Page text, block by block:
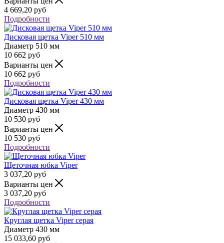
4 669,20 руб
Подробности
Дисковая щетка Viper 510 мм
Диаметр 510 мм
10 662 руб
Варианты цен
10 662 руб
Подробности
Дисковая щетка Viper 430 мм
Диаметр 430 мм
10 530 руб
Варианты цен
10 530 руб
Подробности
Щеточная юбка Viper
3 037,20 руб
Варианты цен
3 037,20 руб
Подробности
Круглая щетка Viper серая
Диаметр 430 мм
15 033,60 руб